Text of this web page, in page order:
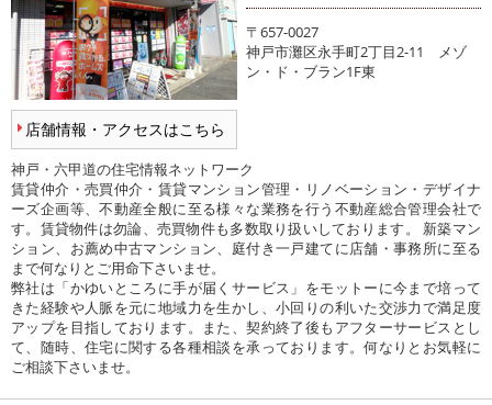
店舗情報・アクセスはこちら
〒657-0027
神戸市灘区永手町2丁目2-11 メゾ
ン・ド・ブラン1F東
神戸・六甲道の住宅情報ネットワーク
賃貸仲介・売買仲介・賃貸マンション管理・リノベーション・デザイナ
ーズ企画等、不動産全般に至る様々な業務を行う不動産総合管理会社で
す。賃貸物件は勿論、売買物件も多数取り扱いしております。 新築マン
ション、お薦め中古マンション、庭付き一戸建てに店舗・事務所に至る
まで何なりとご用命下さいませ。
弊社は「かゆいところに手が届くサービス」をモットーに今まで培って
きた経験や人脈を元に地域力を生かし、小回りの利いた交渉力で満足度
アップを目指しております。また、契約終了後もアフターサービスとし
て、随時、住宅に関する各種相談を承っております。何なりとお気軽に
ご相談下さいませ。